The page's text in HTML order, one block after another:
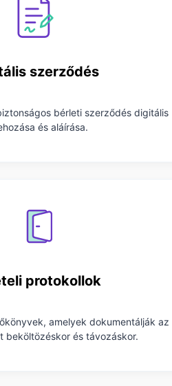
szerződés
bérleti szerződés digitális
és aláírása.
protokollok
amelyek dokumentálják az
beköltözéskor és távozáskor.